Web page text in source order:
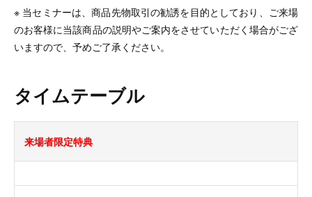
※ 当セミナーは、商品先物取引の勧誘を目的としており、ご来場
のお客様に当該商品の説明やご案内をさせていただく場合がござ
いますので、予めご了承ください。
タイムテーブル
来場者限定特典